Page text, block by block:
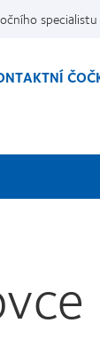
specialistu